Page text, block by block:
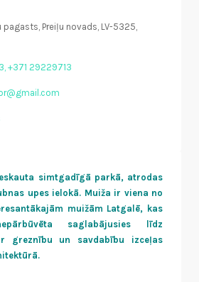
pagasts, Preiļu novads, LV-5325,
+371 29229713
simtgadīgā parkā, atrodas
upes ielokā. Muiža ir viena no
muižām Latgalē, kas
saglabājusies līdz
greznību un savdabību izceļas